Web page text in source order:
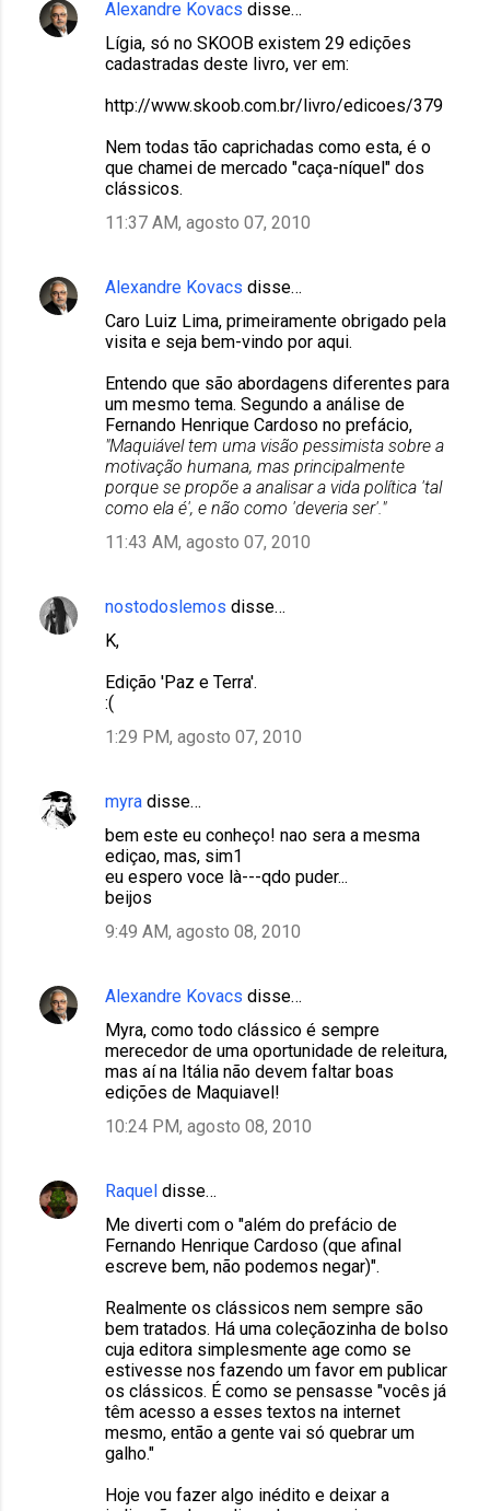
Alexandre Kovacs disse…
Lígia, só no SKOOB existem 29 edições
cadastradas deste livro, ver em:
http://www.skoob.com.br/livro/edicoes/379
Nem todas tão caprichadas como esta, é o
que chamei de mercado "caça-níquel" dos
clássicos.
11:37 AM, agosto 07, 2010
Alexandre Kovacs disse…
Caro Luiz Lima, primeiramente obrigado pela
visita e seja bem-vindo por aqui.
Entendo que são abordagens diferentes para
um mesmo tema. Segundo a análise de
Fernando Henrique Cardoso no prefácio,
"Maquiável tem uma visão pessimista sobre a
motivação humana, mas principalmente
porque se propõe a analisar a vida política 'tal
como ela é', e não como 'deveria ser'."
11:43 AM, agosto 07, 2010
nostodoslemos disse…
K,
Edição 'Paz e Terra'.
:(
1:29 PM, agosto 07, 2010
myra disse…
bem este eu conheço! nao sera a mesma
ediçao, mas, sim1
eu espero voce là---qdo puder...
beijos
9:49 AM, agosto 08, 2010
Alexandre Kovacs disse…
Myra, como todo clássico é sempre
merecedor de uma oportunidade de releitura,
mas aí na Itália não devem faltar boas
edições de Maquiavel!
10:24 PM, agosto 08, 2010
Raquel disse…
Me diverti com o "além do prefácio de
Fernando Henrique Cardoso (que afinal
escreve bem, não podemos negar)".
Realmente os clássicos nem sempre são
bem tratados. Há uma coleçãozinha de bolso
cuja editora simplesmente age como se
estivesse nos fazendo um favor em publicar
os clássicos. É como se pensasse "vocês já
têm acesso a esses textos na internet
mesmo, então a gente vai só quebrar um
galho."
Hoje vou fazer algo inédito e deixar a